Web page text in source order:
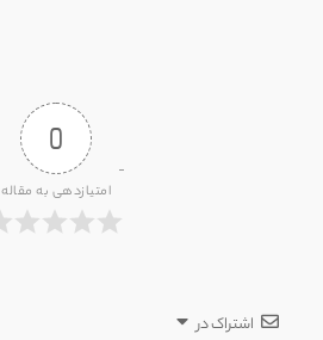
0
امتیازدهی به مقاله
اشتراک در